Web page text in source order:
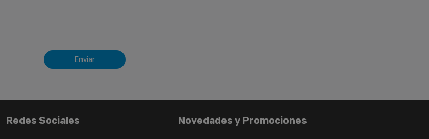
Enviar
Redes Sociales Novedades y Promociones